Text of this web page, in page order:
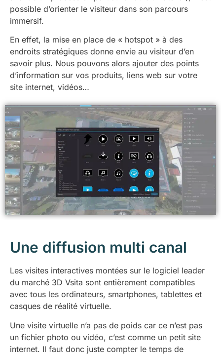
possible d’orienter le visiteur dans son parcours
immersif.
En effet, la mise en place de « hotspot » à des
endroits stratégiques donne envie au visiteur d’en
savoir plus. Nous pouvons alors ajouter des points
d’information sur vos produits, liens web sur votre
site internet, vidéos…
Une diffusion multi canal
Les visites interactives montées sur le logiciel leader
du marché 3D Vsita sont entièrement compatibles
avec tous les ordinateurs, smartphones, tablettes et
casques de réalité virtuelle.
Une visite virtuelle n’a pas de poids car ce n’est pas
un fichier photo ou vidéo, c’est comme un petit site
internet. Il faut donc juste compter le temps de